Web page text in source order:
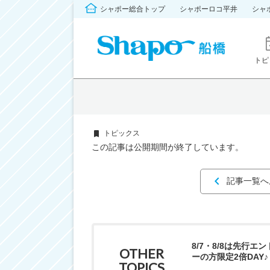
シャポー総合トップ シャポーロコ平井 シャ
ト
トピックス
この記事は公開期間が終了しています。
記事一覧
OTHER
8/7・8/8は先行エン
ーの方限定2倍DAY♪